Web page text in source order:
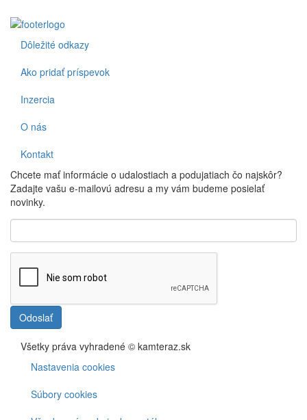
Footer
Dôležité odkazy
Ako pridať príspevok
Inzercia
O nás
Kontakt
Chcete mať informácie o udalostiach a podujatiach čo najskôr?
Zadajte vašu e-mailovú adresu a my vám budeme posielať
novinky.
Odoslať
Všetky práva vyhradené © kamteraz.sk
Footer
menu
Nastavenia cookies
Súbory cookies